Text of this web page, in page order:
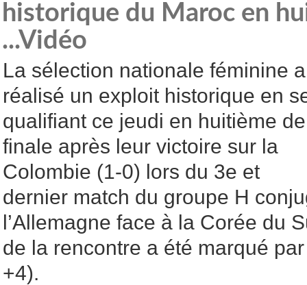
historique du Maroc en
...Vidéo
La sélection nationale féminine a
réalisé un exploit historique en
qualifiant ce jeudi en huitième de
finale après leur victoire sur la
Colombie (1-0) lors du 3e et
dernier match du groupe H
l’Allemagne face à la Corée du
de la rencontre a été marqué
+4).